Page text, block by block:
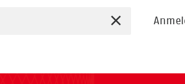
Sucheingabe